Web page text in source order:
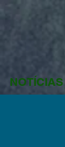
NOTÍCIAS